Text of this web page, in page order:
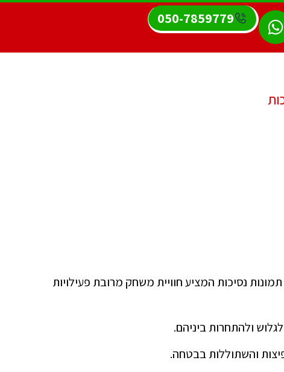
050-7859779
נסיכות המציע חוויית משחק מרובת פעילויות
ולהתחרות ביניהם.
והשתוללות בבטחה.